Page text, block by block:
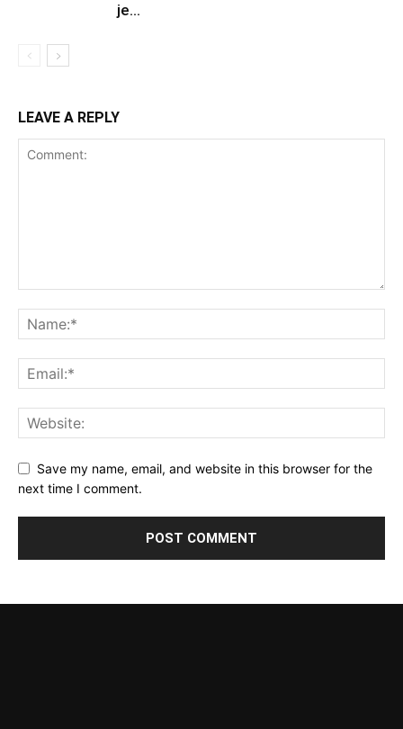
je...
LEAVE A REPLY
Save my name, email, and website in this browser for the
next time I comment.